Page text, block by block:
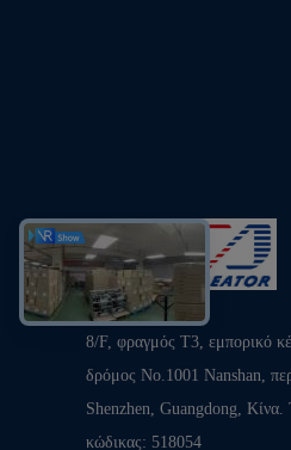
8/F, φραγμός T3, εμπορικό
δρόμος No.1001 Nanshan,
Shenzhen, Guangdong, Κίνα.
κώδικας: 518054